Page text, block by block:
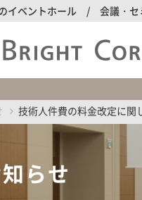
イベントホール / 会議・セ
技術人件費の料金改定に関
らせ